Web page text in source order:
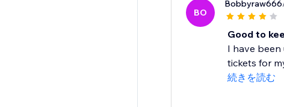
BO
Bobbyraw666
Good to
I have
tickets for
続きを読む